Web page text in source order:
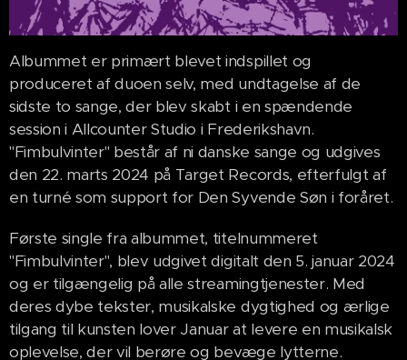
Albummet er primært blevet indspillet og
produceret af duoen selv, med undtagelse af de
sidste to sange, der blev skabt i en spændende
session i Allcounter Studio i Frederikshavn.
"Fimbulvinter" består af ni danske sange og udgives
den 22. marts 2024 på Target Records, efterfulgt af
en turné som support for Den Syvende Søn i foråret.
Første single fra albummet, titelnummeret
"Fimbulvinter", blev udgivet digitalt den 5. januar 2024
og er tilgængelig på alle streamingtjenester. Med
deres dybe tekster, musikalske dygtighed og ærlige
tilgang til kunsten lover Januar at levere en musikalsk
oplevelse, der vil berøre og bevæge lytterne.